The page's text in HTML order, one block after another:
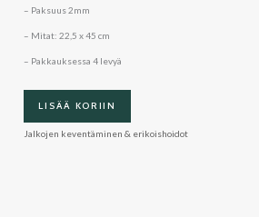
– Paksuus 2mm
– Mitat: 22,5 x 45 cm
– Pakkauksessa 4 levyä
LISÄÄ KORIIN
Jalkojen keventäminen & erikoishoidot